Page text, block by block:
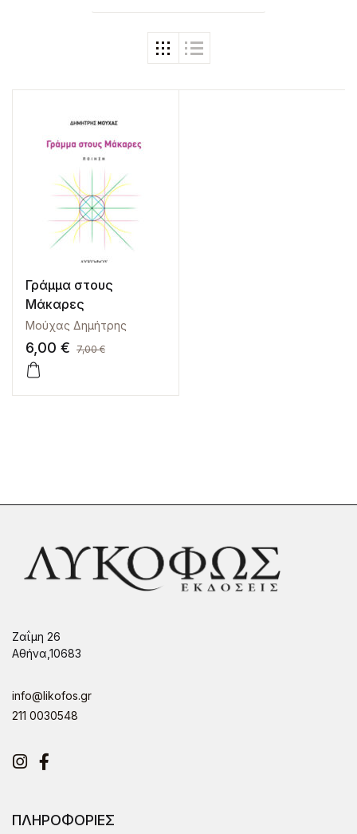
Γράμμα στους
Μάκαρες
Μούχας Δημήτρης
6,00 € 7,00€
Ζαΐμη 26
Αθήνα,10683
info@likofos.gr
211 0030548
Instagram
Facebook
ΠΛΗΡΟΦΟΡΙΕΣ